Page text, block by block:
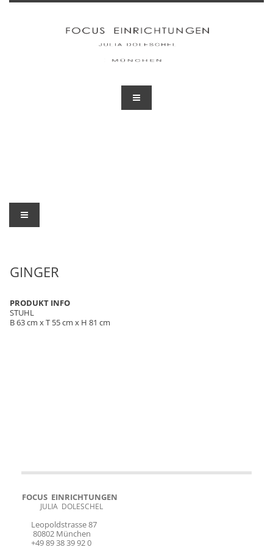
GINGER
PRODUKT INFO
STUHL
B 63 cm x T 55 cm x H 81 cm
FOCUS EINRICHTUNGEN
JULIA DOLESCHEL
Leopoldstrasse 87
80802 München
+49 89 38 39 92 0